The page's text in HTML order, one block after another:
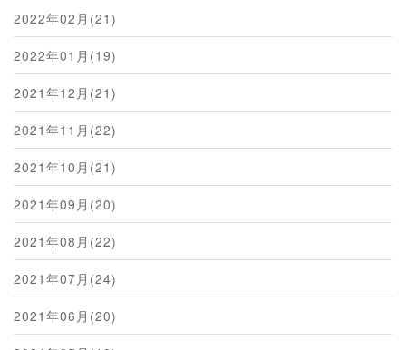
2022年02月(21)
2022年01月(19)
2021年12月(21)
2021年11月(22)
2021年10月(21)
2021年09月(20)
2021年08月(22)
2021年07月(24)
2021年06月(20)